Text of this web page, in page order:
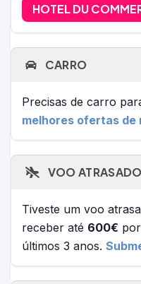
HOTEL DU
CARRO
Precisas de carro
melhores ofertas
VOO
Tiveste um voo
receber até 600€
últimos 3 anos.